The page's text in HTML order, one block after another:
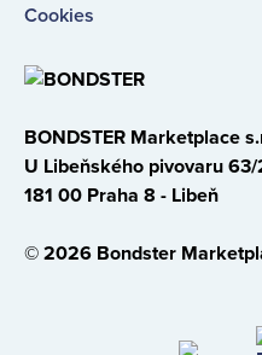
Cookies
BONDSTER Marketplace
U Libeňského pivovaru 63/
181 00 Praha 8 - Libeň
© 2026 Bondster